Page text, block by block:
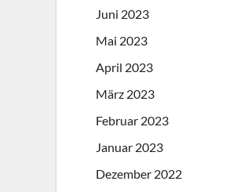
Juni 2023
Mai 2023
April 2023
März 2023
Februar 2023
Januar 2023
Dezember 2022